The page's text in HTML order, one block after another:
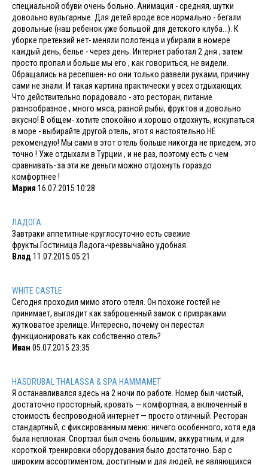
специальной обуви очень больно. Анимация - средняя, шутки
довольно вульгарные. Для детей вроде все нормально - бегали
довольные (наш ребенок уже большой для детского клуба...). К
уборке претензий нет- меняли полотенца и убирали в номере
каждый день, белье - через день. Интернет работал 2 дня , затем
просто пропал и больше мы его , как говориться, не видели.
Обращались на ресепшен- но они только развели руками, причину
сами не знали. И такая картина практически у всех отдыхающих.
Что действительно порадовало - это ресторан, питание
разнообразное , много мяса, разной рыбы, фруктов и довольно
вкусно! В общем- хотите спокойно и хорошо отдохнуть, искупаться
в море - выбирайте другой отель, этот я настоятельно НЕ
рекомендую! Мы сами в этот отель больше никогда не приедем, это
точно ! Уже отдыхали в Турции , и не раз, поэтому есть с чем
сравнивать- за эти же деньги можно отдохнуть гораздо
комфортнее !
Мария 16.07.2015 10:28
ЛАДОГА
Завтраки аппетитные-круглосуточно есть свежие
фрукты.Гостиница Ладога-чрезвычайно удобная.
Влад 11.07.2015 05:21
WHITE CASTLE
Сегодня проходил мимо этого отеля. Он похоже гостей не
принимает, выглядит как заброшенный замок с призраками.
жутковатое зрелище. Интересно, почему он перестал
функционировать как собственно отель?
Иван 05.07.2015 23:35
HASDRUBAL THALASSA & SPA HAMMAMET
Я останавливался здесь на 2 ночи по работе. Номер был чистый,
достаточно просторный, кровать — комфортная, а включенный в
стоимость беспроводной интернет — просто отличный. Ресторан
стандартный, с фиксированным меню: ничего особенного, хотя еда
была неплохая. Спортзал был очень большим, аккуратным, и для
короткой тренировки оборудования было достаточно. Бар с
широким ассортиментом, доступным и для людей, не являющихся